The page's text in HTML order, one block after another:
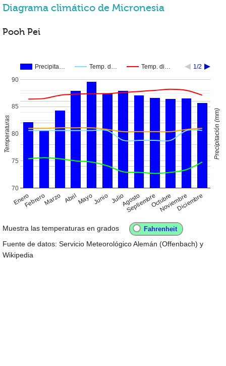
Diagrama climático de Micronesia
Pooh Pei
Precipita… Temp. d… Temp. di… 1/2
EneroFebreroMarzo AbrilMayoJunio JulioAgosto
SeptiembreOctubre
NoviembreDiciembre
70
75
80
85
90
Temperaturas Precipitación (mm)
Muestra las temperaturas en grados
Fuente de datos: Servicio Meteorológico Alemán (Offenbach) y
Wikipedia